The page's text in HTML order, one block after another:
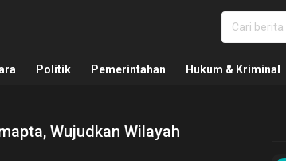
Hukum Kriminal dan Nasional
Politik Pemerintahan Hukum & Kriminal
Wujudkan Wilayah